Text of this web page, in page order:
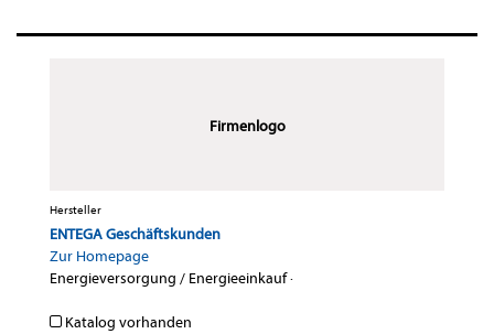
Firmenlogo
Hersteller
ENTEGA Geschäftskunden
Zur Homepage
Energieversorgung / Energieeinkauf·
Katalog vorhanden